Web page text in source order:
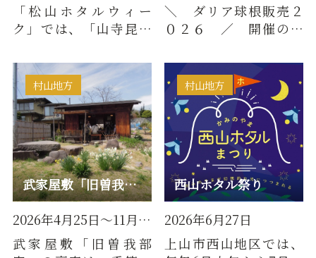
「松山ホタルウィー
ク」では、「山寺昆虫
のもと、幻想的なホタ
ルをご鑑賞…
＼ ダリア球根販売２
０２６ ／ 開催のお
大輪・巨大輪まで、色
も形も豊…
武家屋敷「旧曽我部家」 紫苑庭
村山地方
2026年4月25日～11月3日の土日…
武家屋敷「旧曽我部
西山ホタル祭り
村山地方
2026年6月27日
上山市西山地区では、